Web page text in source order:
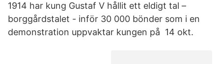
1914 har kung Gustaf V hållit ett eldigt tal –
borggårdstalet - inför 30 000 bönder som i en
demonstration uppvaktar kungen på 14 okt.